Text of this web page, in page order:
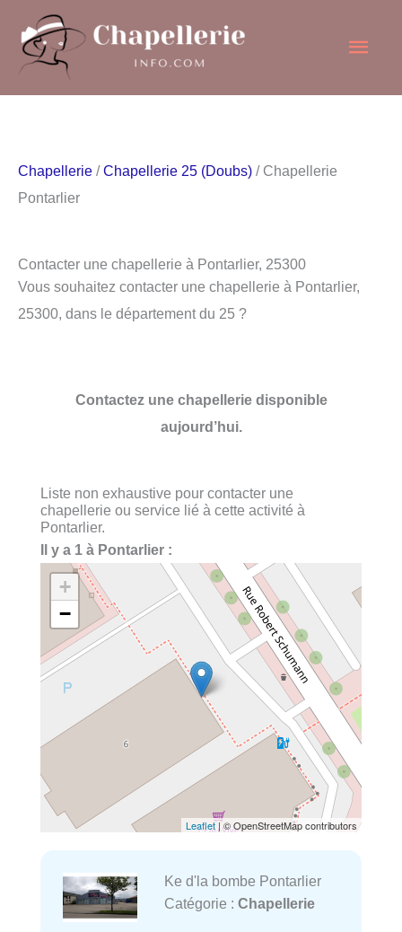
contenu
Chapellerie /Chapellerie 25 (Doubs) / Chapellerie
Pontarlier
Contacter une chapellerie à Pontarlier, 25300
Vous souhaitez contacter une chapellerie à Pontarlier,
25300, dans le département du 25 ?
Contactez une chapellerie disponible
aujourd’hui.
Liste non exhaustive pour contacter une
chapellerie ou service lié à cette activité à
Pontarlier.
Il y a 1 à Pontarlier :
+
−
Leaflet| © OpenStreetMap contributors
Ke d'la bombe Pontarlier
Catégorie : Chapellerie